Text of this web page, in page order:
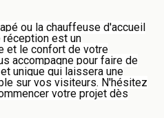
ou la chauffeuse d'accueil
est un
et le confort de votre
accompagne pour faire de
unique qui laissera une
sur vos visiteurs. N'hésitez
votre projet dès